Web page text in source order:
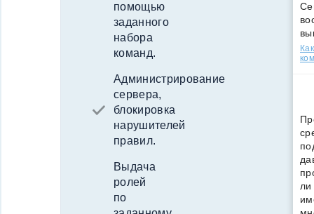
помощью
заданного
набора
команд.
Администрирование
сервера,
блокировка
нарушителей
правил.
Выдача
ролей
по
ли